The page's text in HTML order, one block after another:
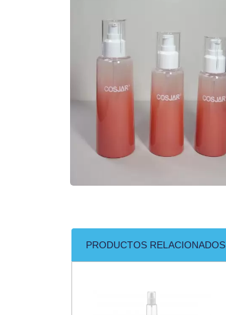
PRODUCTOS RELACIONADOS